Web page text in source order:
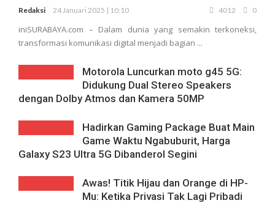
Redaksi 24 Januari 2025 | 10:10 4012 0
iniSURABAYA.com – Dalam dunia yang semakin terkoneksi,
transformasi komunikasi digital menjadi bagian ...
Motorola Luncurkan moto g45 5G:
Didukung Dual Stereo Speakers
dengan Dolby Atmos dan Kamera 50MP
Hadirkan Gaming Package Buat Main
Game Waktu Ngabuburit, Harga
Galaxy S23 Ultra 5G Dibanderol Segini
Awas! Titik Hijau dan Orange di HP-
Mu: Ketika Privasi Tak Lagi Pribadi